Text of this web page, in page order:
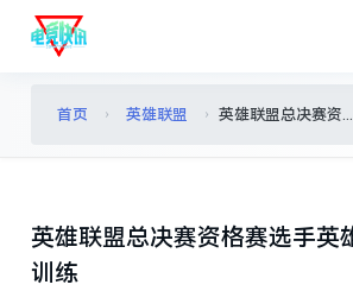
首页 › 英雄联盟 ›
英雄联盟总决赛资格赛选手英
训练